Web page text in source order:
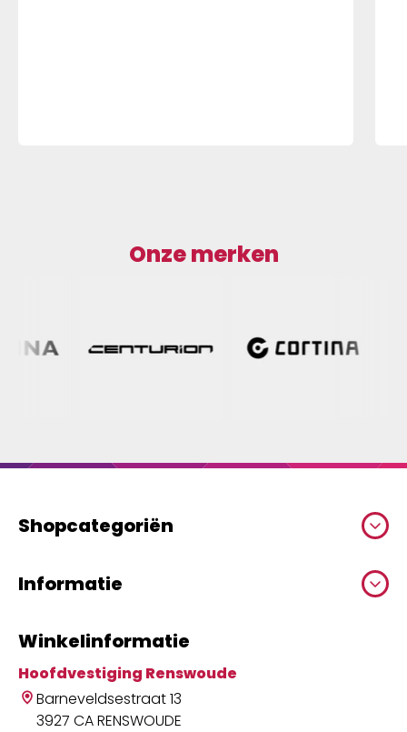
Onze merken
Shopcategoriën
Informatie
Winkelinformatie
Hoofdvestiging Renswoude
Barneveldsestraat 13
3927 CA RENSWOUDE